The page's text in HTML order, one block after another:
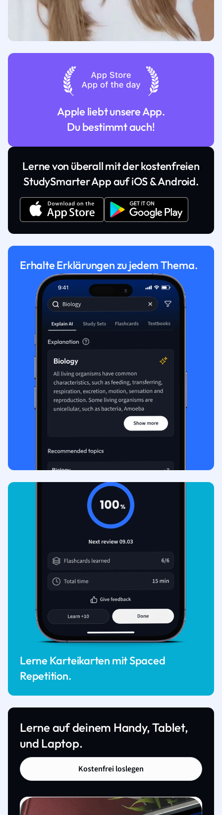
Apple liebt unsere App.
Du bestimmt auch!
Lerne von überall mit der kostenfreien
StudySmarter App auf iOS & Android.
Erhalte Erklärungen zu jedem Thema.
Lerne Karteikarten mit Spaced
Repetition.
Lerne auf deinem Handy, Tablet,
und Laptop.
Kostenfrei loslegen